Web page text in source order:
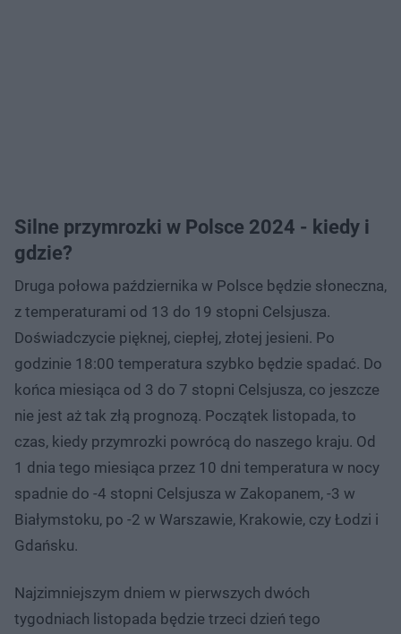
Silne przymrozki w Polsce 2024 - kiedy i
gdzie?
Druga połowa października w Polsce będzie słoneczna,
z temperaturami od 13 do 19 stopni Celsjusza.
Doświadczycie pięknej, ciepłej, złotej jesieni. Po
godzinie 18:00 temperatura szybko będzie spadać. Do
końca miesiąca od 3 do 7 stopni Celsjusza, co jeszcze
nie jest aż tak złą prognozą. Początek listopada, to
czas, kiedy przymrozki powrócą do naszego kraju. Od
1 dnia tego miesiąca przez 10 dni temperatura w nocy
spadnie do -4 stopni Celsjusza w Zakopanem, -3 w
Białymstoku, po -2 w Warszawie, Krakowie, czy Łodzi i
Gdańsku.
Najzimniejszym dniem w pierwszych dwóch
tygodniach listopada będzie trzeci dzień tego